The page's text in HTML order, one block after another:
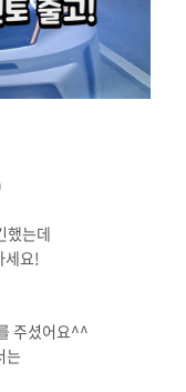
했는데
세요!
주셨어요^^
는